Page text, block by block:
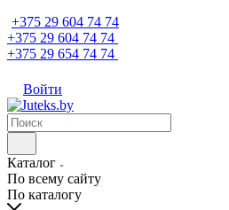
+375 29 604 74 74
+375 29 604 74 74
+375 29 654 74 74
Войти
Каталог
По всему сайту
По каталогу